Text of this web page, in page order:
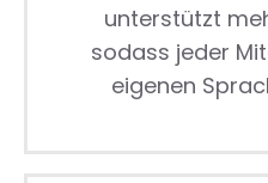
unterstützt
sodass jeder
eigenen